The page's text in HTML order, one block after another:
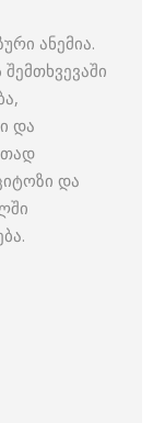
ანემია.
და
და